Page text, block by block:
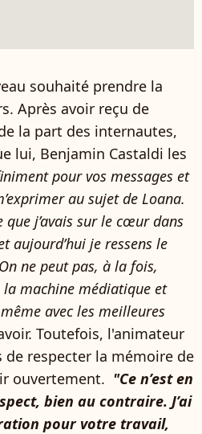
souhaité prendre la
Après avoir reçu de
la part des internautes,
lui, Benjamin Castaldi les
pour vos messages et
au sujet de Loana.
que j’avais sur le cœur dans
aujourd’hui je ressens le
ne peut pas, à la fois,
machine médiatique et
avec les meilleures
Toutefois, l'animateur
respecter la mémoire de
ouvertement. "Ce n’est en
bien au contraire. J’ai
pour votre travail,